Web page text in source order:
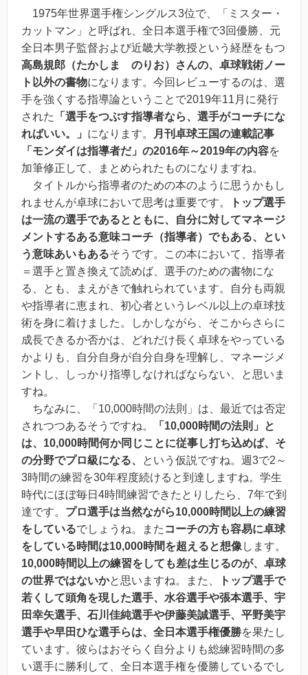
1975年世界選手権シングルス3位で、「ミスター・
カットマン」と呼ばれ、全日本選手権で3回優勝、元
全日本男子監督および近畿大学教授という経歴をもつ
高島規郎（たかしま のりお）さんの、卓球戦術ノー
ト以外の書物になります。今回レビューするのは、選
手を強くする指導論ということで2019年11月に発行
された
「選手をつぶす指導者なら、選手がコーチにな
ればいい。」 になります。
月刊卓球王国の連載記事
「モンダイは指導者だ」の2016年～2019年の内容を
加筆修正して、まとめられたものになりますね。
タイトルから指導者のための本のように思うかもし
れませんが卓球において思考は重要です。
トップ選手
は一流の選手であるとともに、自分に対してマネージ
メントするある意味コーチ（指導者）でもある、とい
う意味あいもあるそうです。この本において、 指導者
＝選手と置き換えて読めば、選手のための書物にな
る
、とも、まえがきで触れられています。自分も両親
や指導者に恵まれ、初心者というレベル以上の卓球技
術を身に着けました。しかしながら、そこからさらに
成長できるか否かは、どれだけ長く卓球をやっている
かよりも、自分自身が自分自身を理解し、マネージメ
ントし、しっかり指導しなければならない、と思いま
すね。
ちなみに、
「10,000時間の法則」は、最近では否定
されつつあるそうですね。
「10,000時間の法則」と
は、10,000時間何か同じことに従事し打ち込めば、そ
の分野でプロ級になる、
という仮説ですね。週3で2～
3時間の練習を30年程度続けると到達しますね。学生
時代にほぼ毎日4時間練習できたとりしたら、7年で到
達です。 プロ選手は当然ながら10,000時間以上の練習
をしているでしょうね。また コーチの方も容易に卓球
をしている時間は10,000時間を超えると想像 します。
10,000時間以上の練習をしても差は生じるのが、卓球
の世界ではないかと思いますね。また、
トップ選手で
若くして頭角を現した選手、水谷選手や張本選手、宇
田幸矢選手、石川佳純選手や伊藤美誠選手、平野美宇
選手や早田ひな選手らは、全日本選手権優勝を果たし
ています。 彼らはおそらく自分よりも総練習時間の多
い選手に勝利して、全日本選手権を優勝しているでし